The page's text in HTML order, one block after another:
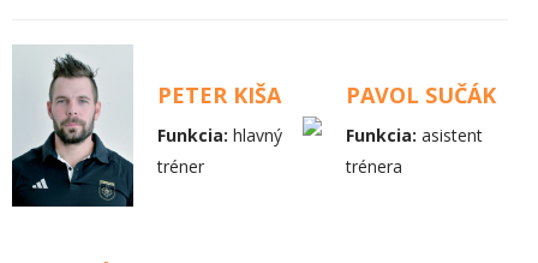
PETER KIŠA
Funkcia: hlavný
tréner
PAVOL SUČÁK
Funkcia: asistent
trénera